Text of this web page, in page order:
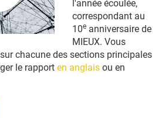
l'année écoulée,
correspondant au
10e anniversaire de
MIEUX. Vous
chacune des sections principales
le rapport en anglais ou en